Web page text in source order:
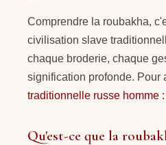
Comprendre la roubakha,
civilisation slave
chaque broderie, chaque
signification profonde. Pour
traditionnelle russe homme
Qu'est-ce que la